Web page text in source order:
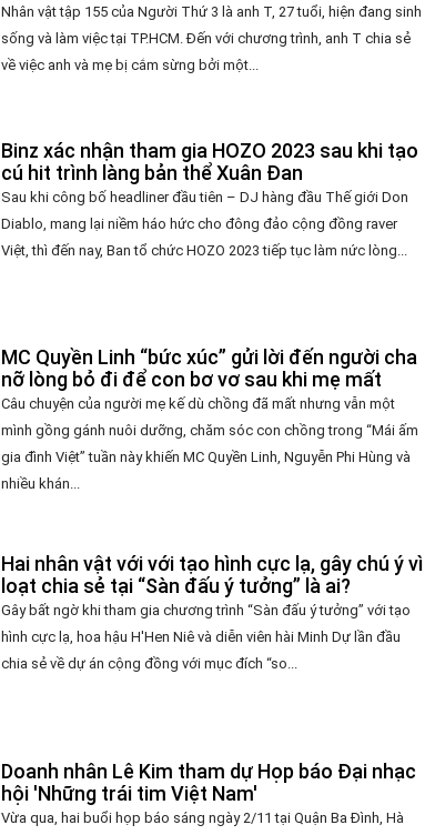
Nhân vật tập 155 của Người Thứ 3 là anh T, 27 tuổi, hiện đang sinh
sống và làm việc tại TP.HCM. Đến với chương trình, anh T chia sẻ
về việc anh và mẹ bị cắm sừng bởi một...
Binz xác nhận tham gia HOZO 2023 sau khi tạo
cú hit trình làng bản thể Xuân Đan
Sau khi công bố headliner đầu tiên – DJ hàng đầu Thế giới Don
Diablo, mang lại niềm háo hức cho đông đảo cộng đồng raver
Việt, thì đến nay, Ban tổ chức HOZO 2023 tiếp tục làm nức lòng...
MC Quyền Linh “bức xúc” gửi lời đến người cha
nỡ lòng bỏ đi để con bơ vơ sau khi mẹ mất
Câu chuyện của người mẹ kế dù chồng đã mất nhưng vẫn một
mình gồng gánh nuôi dưỡng, chăm sóc con chồng trong “Mái ấm
gia đình Việt” tuần này khiến MC Quyền Linh, Nguyễn Phi Hùng và
nhiều khán...
Hai nhân vật với với tạo hình cực lạ, gây chú ý vì
loạt chia sẻ tại “Sàn đấu ý tưởng” là ai?
Gây bất ngờ khi tham gia chương trình “Sàn đấu ý tưởng” với tạo
hình cực lạ, hoa hậu H'Hen Niê và diễn viên hài Minh Dự lần đầu
chia sẻ về dự án cộng đồng với mục đích “so...
Doanh nhân Lê Kim tham dự Họp báo Đại nhạc
hội 'Những trái tim Việt Nam'
Vừa qua, hai buổi họp báo sáng ngày 2/11 tại Quận Ba Đình, Hà